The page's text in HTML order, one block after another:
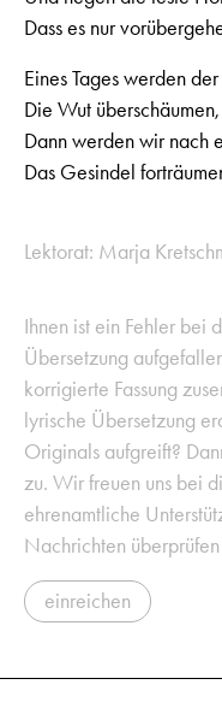
Dass es nur
Eines Tages werden
Die Wut überschäumen,
Dann werden wir nach
Das Gesindel
Lektorat: Marja
Ihnen ist ein Fehler bei
Übersetzung
korrigierte Fassung
lyrische Übersetzung
Originals aufgreift?
zu. Wir freuen uns bei
ehrenamtliche
Nachrichten
einreichen